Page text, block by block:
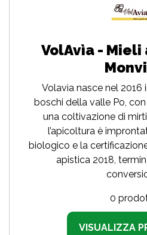
VolAvìa -
Volavìa nasce nel 2016
boschi della valle Po,
una coltivazione di
l’apicoltura è
biologico e la
apistica 2018,
0
VISUALIZZA